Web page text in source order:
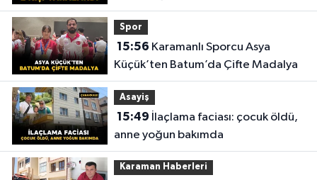
Spor
15:56
Küçük’ten Batum’da Çifte Madalya
Asayiş
15:49
anne yoğun bakımda
Karaman Haberleri